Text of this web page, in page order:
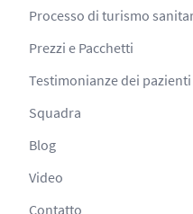
Processo di turismo
Prezzi e Pacchetti
Testimonianze dei pazienti
Squadra
Blog
Video
Contatto